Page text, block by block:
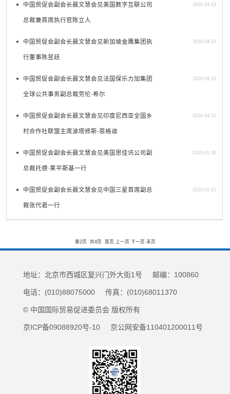
中国贸促会副会长聂文慧会见美国数字互联公司
总裁兼首席执行官陈立人
2026-04-23
中国贸促会副会长聂文慧会见新加坡金鹰集团执
行董事陈昱廷
2026-04-22
中国贸促会副会长聂文慧会见法国保乐力加集团
全球公共事务副总裁劳伦·希尔
2026-04-16
中国贸促会副会长聂文慧会见印度尼西亚全国乡
村合作社联盟主席波塔修斯·恩格迪
2026-04-10
中国贸促会副会长聂文慧会见美国思佳讯公司副
总裁托德·莱平斯基一行
2026-01-26
中国贸促会副会长聂文慧会见中国三星首席副总
裁张代君一行
2026-01-21
第2页 共4页 首页 上一页 下一页 末页
地址：北京市西城区复兴门外大街1号 邮编：100860
电话：(010)88075000 传真：(010)68011370
© 中国国际贸易促进委员会 版权所有
京ICP备09088920号-10 京公网安备110401200011号